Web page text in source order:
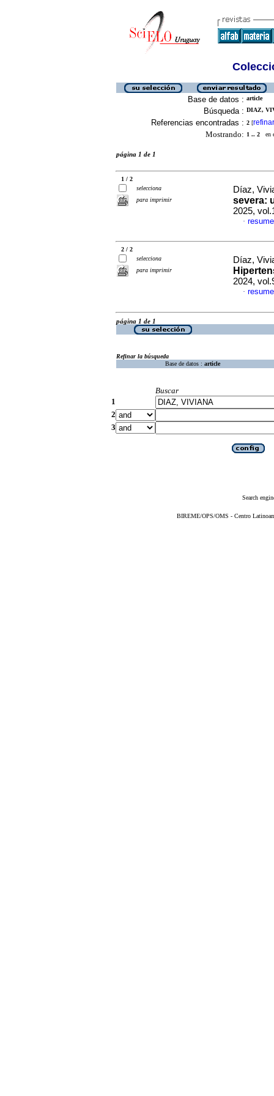
Base de datos : article
Búsqueda : DIAZ,
Referencias encontradas : 2 [refinar
Mostrando: 1 .. 2 en
página 1 de 1
1 / 2
selecciona
para imprimir
Díaz,
severa:
2025,
·
2 / 2
selecciona
para imprimir
Díaz,
2024,
·
página 1 de 1
Refinar la búsqueda
Base de datos : article
Buscar
1
2
3
Search
BIREME/OPS/OMS - Centro